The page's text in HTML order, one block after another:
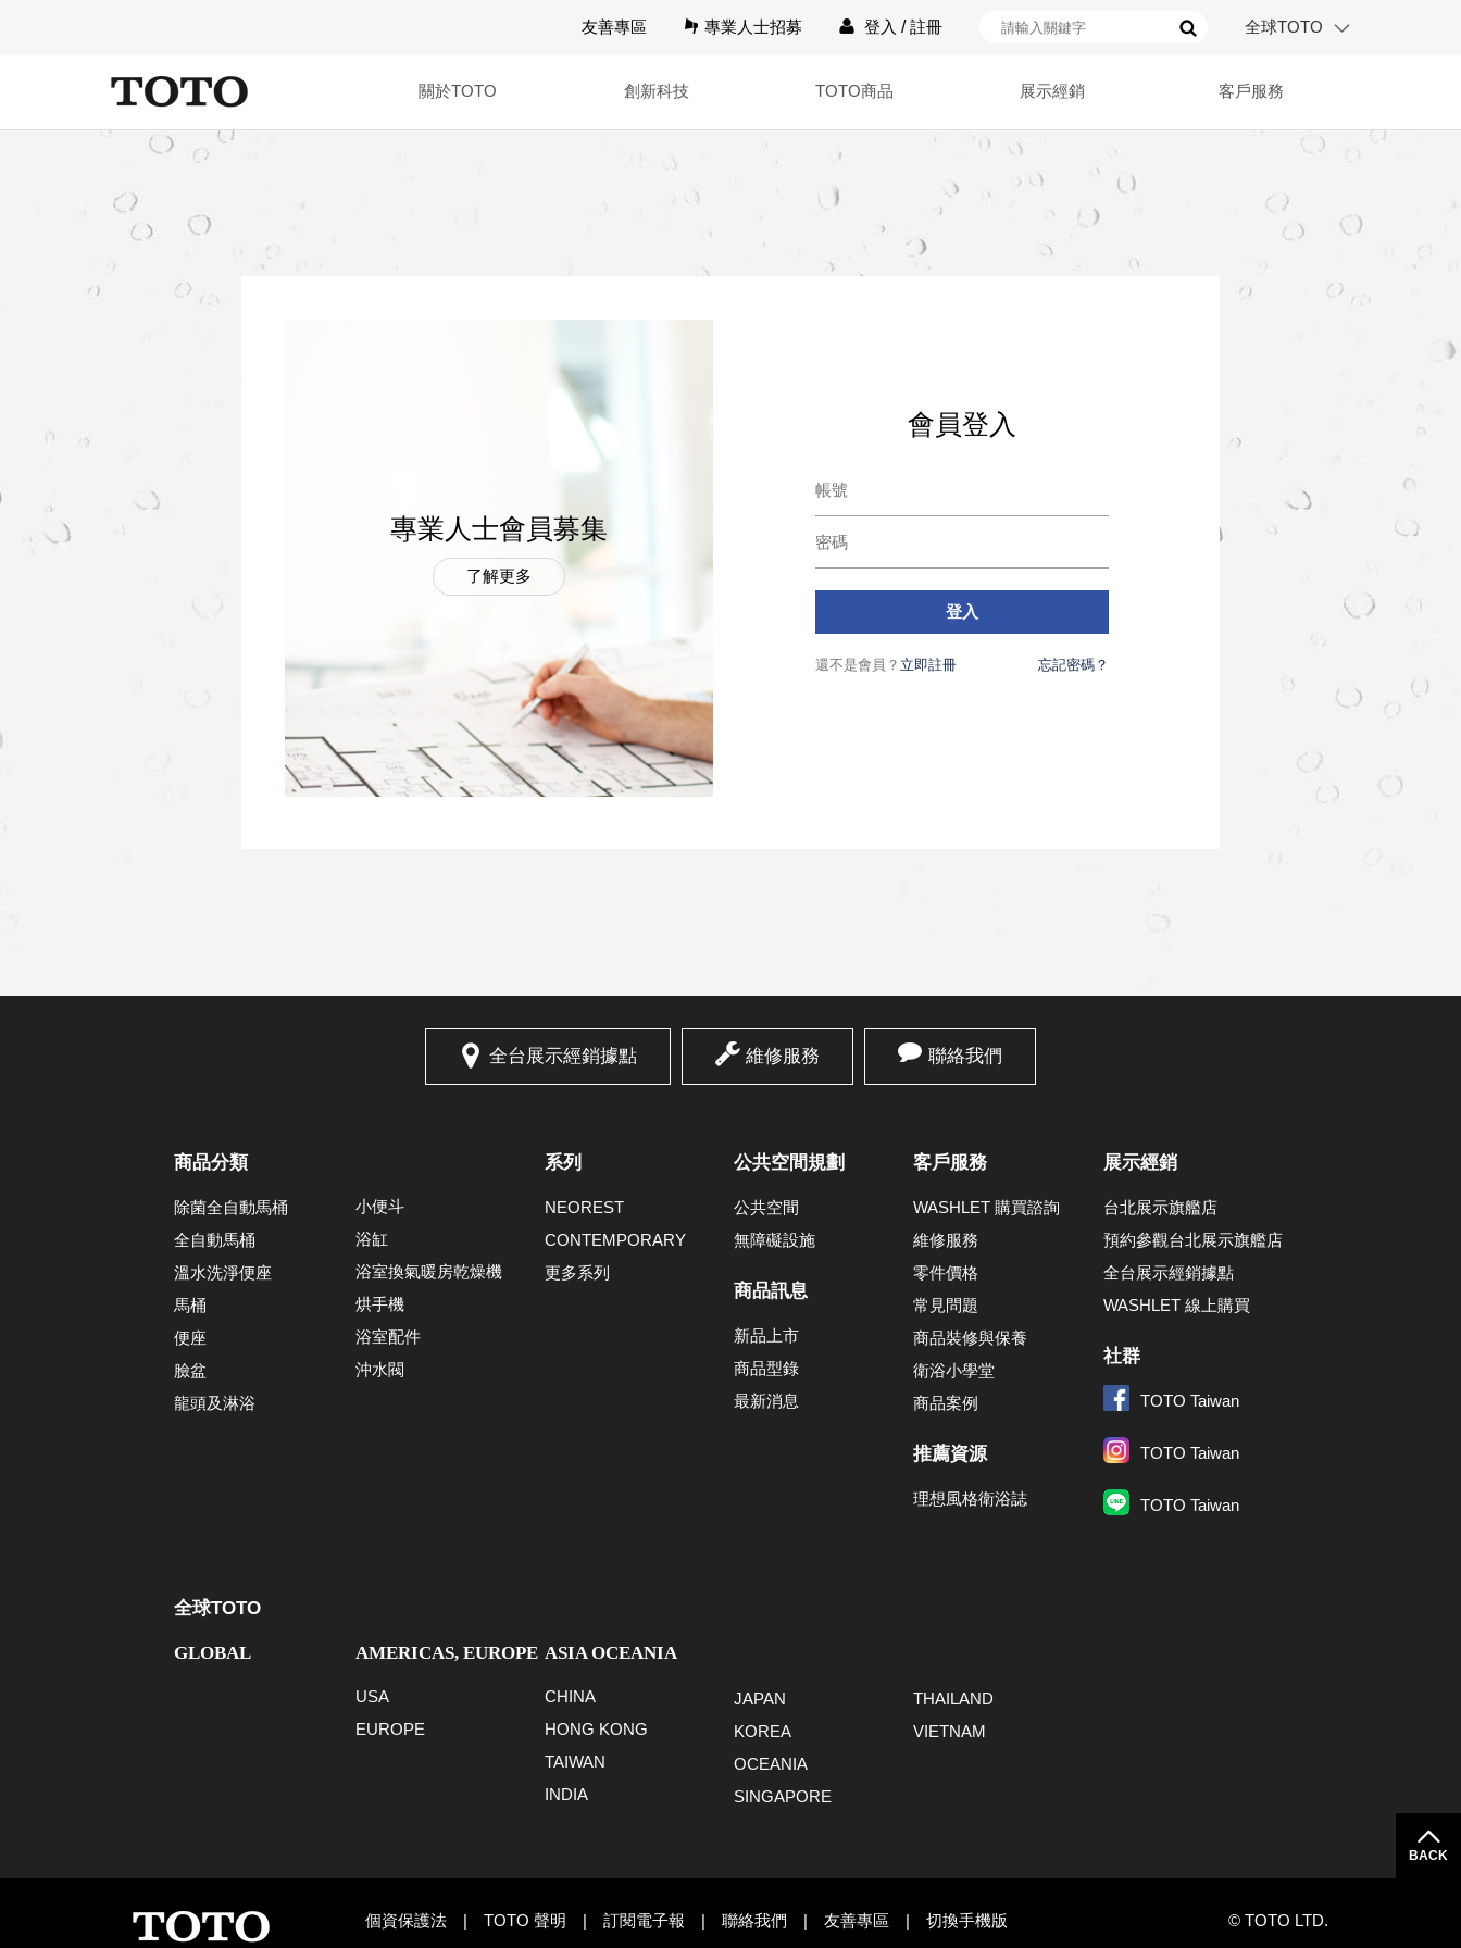
友善專區 專業人士招募 登入 /註冊 全球TOTO
關於TOTO 創新科技 TOTO商品 展示經銷 客戶服務
專業人士會員募集
了解更多
會員登入
登入
還不是會員？ 立即註冊 忘記密碼？
全台展示經銷據點 維修服務 聯絡我們
商品分類
除菌全自動馬桶
全自動馬桶
溫水洗淨便座
馬桶
便座
臉盆
龍頭及淋浴
小便斗
浴缸
浴室換氣暖房乾燥機
烘手機
浴室配件
沖水閥
系列
NEOREST
CONTEMPORARY
更多系列
公共空間規劃
公共空間
無障礙設施
商品訊息
新品上市
商品型錄
最新消息
客戶服務
WASHLET 購買諮詢
維修服務
零件價格
常見問題
商品裝修與保養
衛浴小學堂
商品案例
推薦資源
理想風格衛浴誌
展示經銷
台北展示旗艦店
預約參觀台北展示旗艦店
全台展示經銷據點
WASHLET 線上購買
社群
TOTO Taiwan
TOTO Taiwan
TOTO Taiwan
全球TOTO
GLOBAL AMERICAS, EUROPE
USA
EUROPE
ASIA OCEANIA
CHINA
HONG KONG
TAIWAN
INDIA
JAPAN
KOREA
OCEANIA
SINGAPORE
THAILAND
VIETNAM
個資保護法 | TOTO 聲明 | 訂閱電子報 | 聯絡我們 | 友善專區 | 切換手機版 © TOTO LTD.
BACK